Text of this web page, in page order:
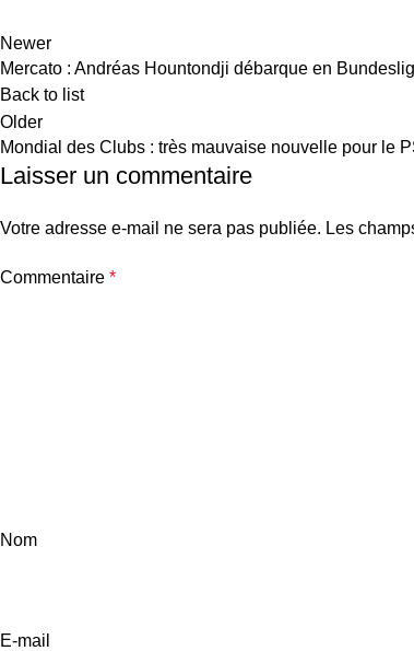
Newer
Mercato : Andréas Hountondji débarque en
Back to list
Older
Mondial des Clubs : très mauvaise nouvelle pour le
Laisser un commentaire
Votre adresse e-mail ne sera pas publiée. Les
Commentaire *
Nom
E-mail